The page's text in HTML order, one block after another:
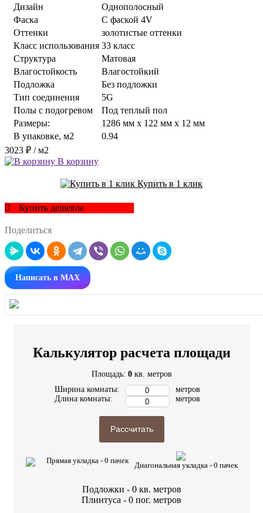
Дизайн
Однополосный
Фаска
С фаской 4V
Оттенки
золотистые оттенки
Класс использования 33 класс
Структура
Матовая
Влагостойкость
Влагостойкий
Подложка
Без подложки
Тип соединения
5G
Полы с подогревом
Под теплый пол
Размеры:
1286 мм x 122 мм x 12 мм
В упаковке, м2
0.94
3023 ₽ / м2
В корзину
Купить в 1 клик
Купить дешевле
Поделиться
Написать в MAX
Калькулятор расчета площади
Площадь: 0 кв. метров
Ширина комнаты:
Длина комнаты:
метров
метров
Рассчитать
Прямая укладка - 0 пачек
Диагональная укладка - 0 пачек
Подложки - 0 кв. метров
Плинтуса - 0 пог. метров